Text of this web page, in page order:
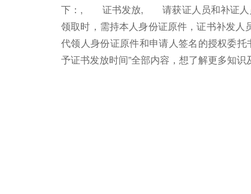
下：, 证书发放, 请获证人员和补证人员
领取时，需持本人身份证原件，证书补发
代领人身份证原件和申请人签名的授权委
予证书发放时间”全部内容，想了解更多知